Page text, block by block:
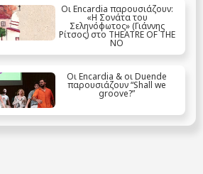
Οι Encardia παρουσιάζουν:
«Η Σονάτα του
Σεληνόφωτος» (Γιάννης
Ρίτσος) στο THEATRE OF THE
NO
Οι Encardia & οι Duende
παρουσιάζουν “Shall we
groove?”